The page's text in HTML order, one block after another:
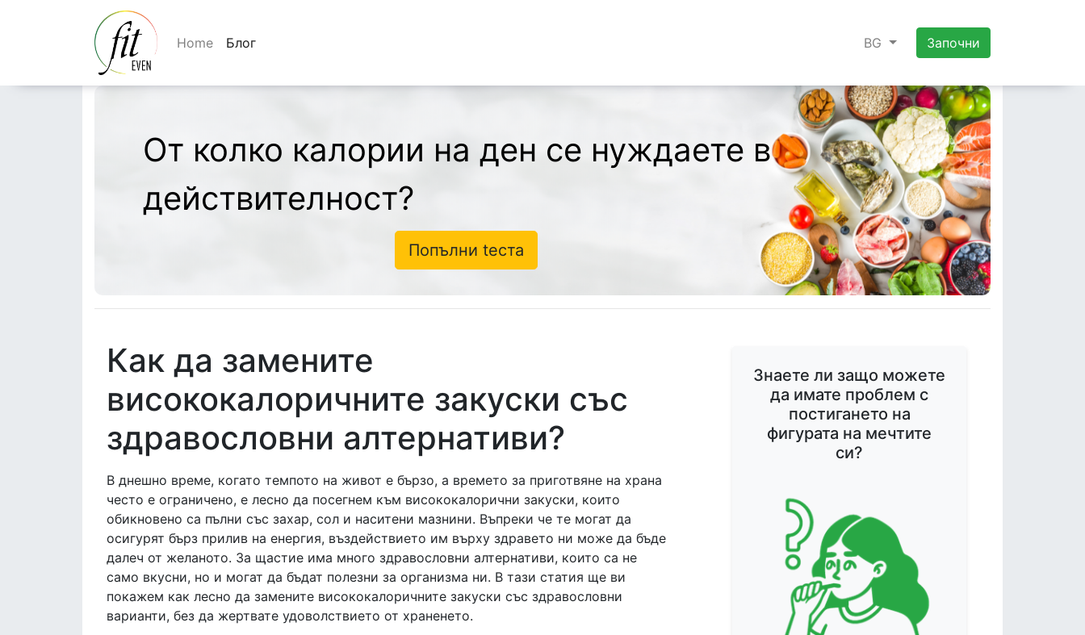
Home Блог BG Започни
От колко калории на ден се нуждаете в
действителност?
Попълни tеста
Как да замените
висококалоричните закуски със
здравословни алтернативи?
В днешно време, когато темпото на живот е бързо, а времето за приготвяне на храна
често е ограничено, е лесно да посегнем към висококалорични закуски, които
обикновено са пълни със захар, сол и наситени мазнини. Въпреки че те могат да
осигурят бърз прилив на енергия, въздействието им върху здравето ни може да бъде
далеч от желаното. За щастие има много здравословни алтернативи, които са не
само вкусни, но и могат да бъдат полезни за организма ни. В тази статия ще ви
покажем как лесно да замените висококалоричните закуски със здравословни
варианти, без да жертвате удоволствието от храненето.
Знаете ли защо можете
да имате проблем с
постигането на
фигурата на мечтите
си?